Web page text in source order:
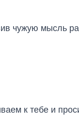
чужую мысль
к тебе и